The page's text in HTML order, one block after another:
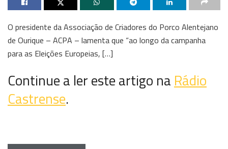
O presidente da Associação de Criadores do Porco Alentejano
de Ourique – ACPA – lamenta que “ao longo da campanha
para as Eleições Europeias, […]
Continue a ler este artigo naRádio
Castrense.